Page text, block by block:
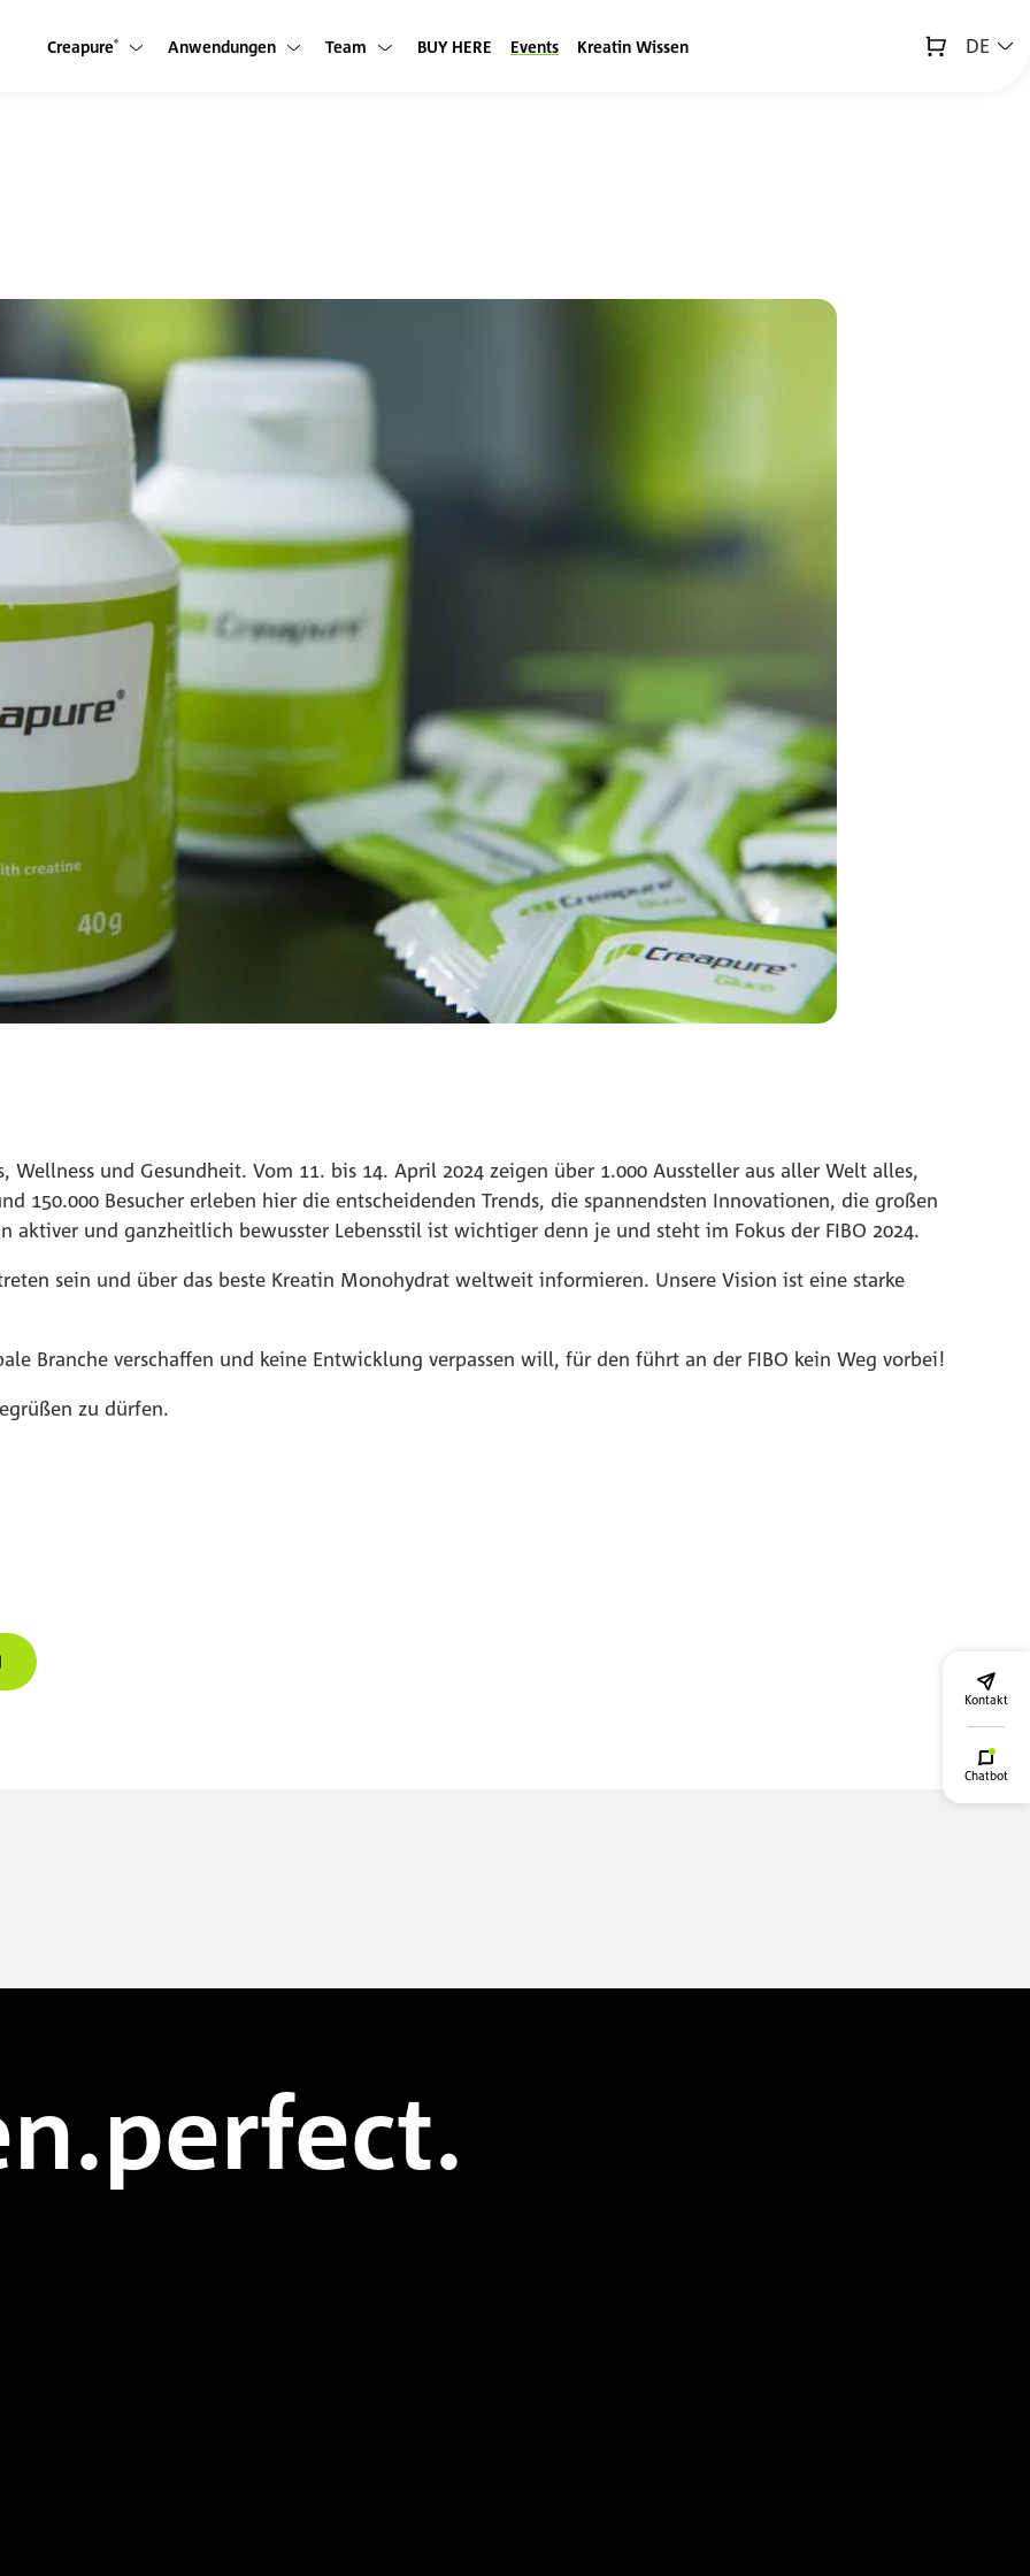
Creapure® Untermenü anzeigen
Anwendungen Untermenü anzeigen
Team Untermenü anzeigen
BUY HERE Events Kreatin Wissen
DE
und Gesundheit. Vom 11. bis 14. April 2024 zeigen über 1.000 Aussteller aus aller Welt alles,
150.000 Besucher erleben hier die entscheidenden Trends, die spannendsten Innovationen, die großen
aktiver und ganzheitlich bewusster Lebensstil ist wichtiger denn je und steht im Fokus der FIBO 2024.
sein und über das beste Kreatin Monohydrat weltweit informieren. Unsere Vision ist eine starke
Branche verschaffen und keine Entwicklung verpassen will, für den führt an der FIBO kein Weg vorbei!
zu dürfen.
Kontakt
Chatbot